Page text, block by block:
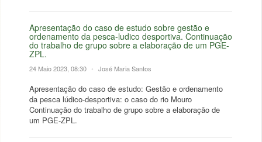
Apresentação do caso de estudo sobre gestão e
ordenamento da pesca-ludico desportiva. Continuação
do trabalho de grupo sobre a elaboração de um PGE-
ZPL.
24 Maio 2023, 08:30 • José Maria Santos
Apresentação do caso de estudo: Gestão e ordenamento
da pesca lúdico-desportiva: o caso do rio Mouro
Continuação do trabalho de grupo sobre a elaboração de
um PGE-ZPL.